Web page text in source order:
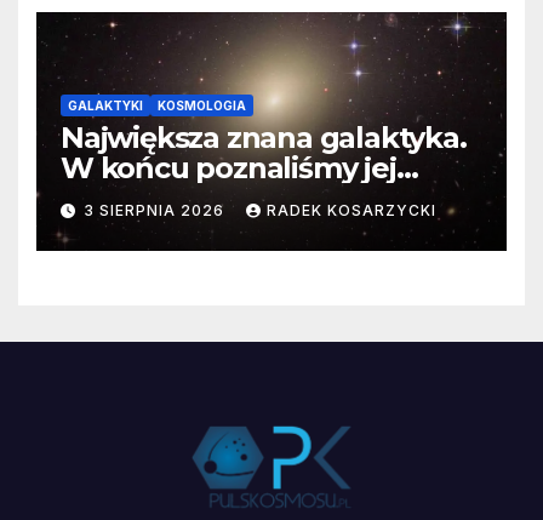
GALAKTYKI KOSMOLOGIA
Największa znana galaktyka.
W końcu poznaliśmy jej
faktyczne wymiary
3 SIERPNIA 2026 RADEK KOSARZYCKI